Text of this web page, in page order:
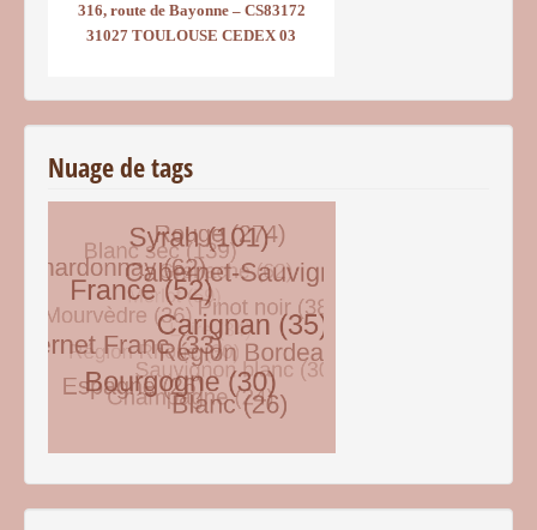
316, route de Bayonne – CS83172
31027 TOULOUSE CEDEX 03
Nuage de tags